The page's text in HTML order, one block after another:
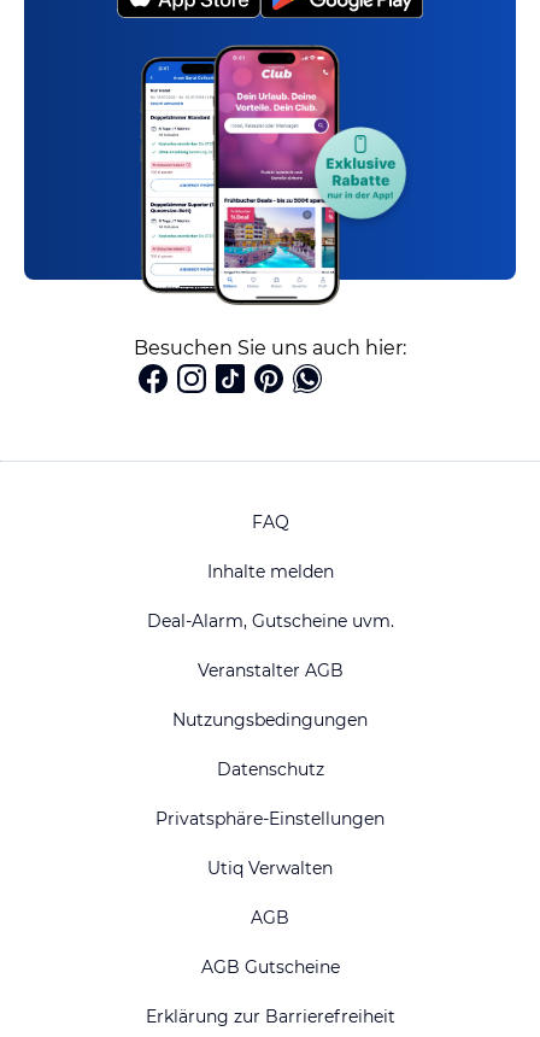
Besuchen Sie uns auch hier:
FAQ
Inhalte melden
Deal-Alarm, Gutscheine uvm.
Veranstalter AGB
Nutzungsbedingungen
Datenschutz
Privatsphäre-Einstellungen
Utiq Verwalten
AGB
AGB Gutscheine
Erklärung zur Barrierefreiheit